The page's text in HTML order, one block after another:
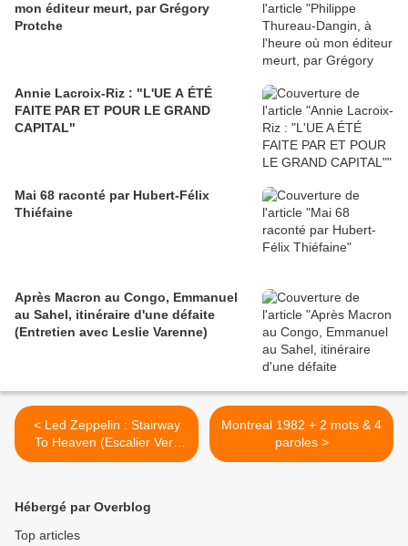
mon éditeur meurt, par Grégory
Protche
Annie Lacroix-Riz : "L'UE A ÉTÉ
FAITE PAR ET POUR LE GRAND
CAPITAL"
Mai 68 raconté par Hubert-Félix
Thiéfaine
Après Macron au Congo, Emmanuel
au Sahel, itinéraire d'une défaite
(Entretien avec Leslie Varenne)
< Led Zeppelin : Stairway
To Heaven (Escalier Vers
Le Paradis)
Montreal 1982 + 2 mots & 4
paroles >
Hébergé par Overblog
Top articles